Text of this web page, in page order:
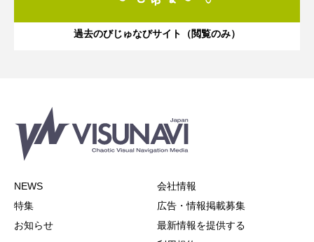
過去のびじゅなびサイト（閲覧のみ）
NEWS
特集
お知らせ
会社情報
広告・情報掲載募集
最新情報を提供する